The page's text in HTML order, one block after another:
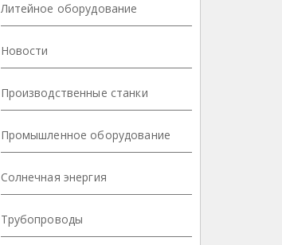
Литейное оборудование
Новости
Производственные станки
Промышленное оборудование
Солнечная энергия
Трубопроводы